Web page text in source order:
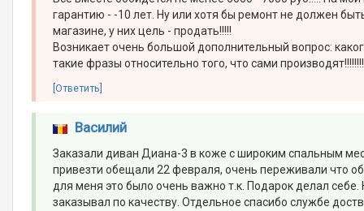
гарантию - -10 лет. Ну или хотя бы ремонт не должен
магазине, у них цель - продать!!!!!
Возникает очень большой дополнительный вопрос:
такие фразы относительно того, что сами
[Ответить]
Василий
Заказали диван Диана-3 в коже с широким спальным
привезти обещали 22 февраля, очень переживали что
для меня это было очень важно т.к. Подарок делал
заказывал по качеству. Отдельное спасибо службе